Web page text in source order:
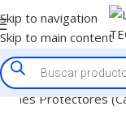
Skip to navigation
Skip to main content
Protectores